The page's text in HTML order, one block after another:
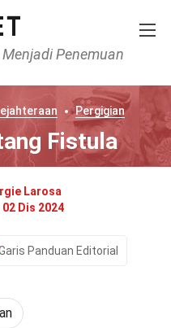
Penemuan
Pergigian
Fistula
Larosa
02 Dis 2024
Panduan Editorial